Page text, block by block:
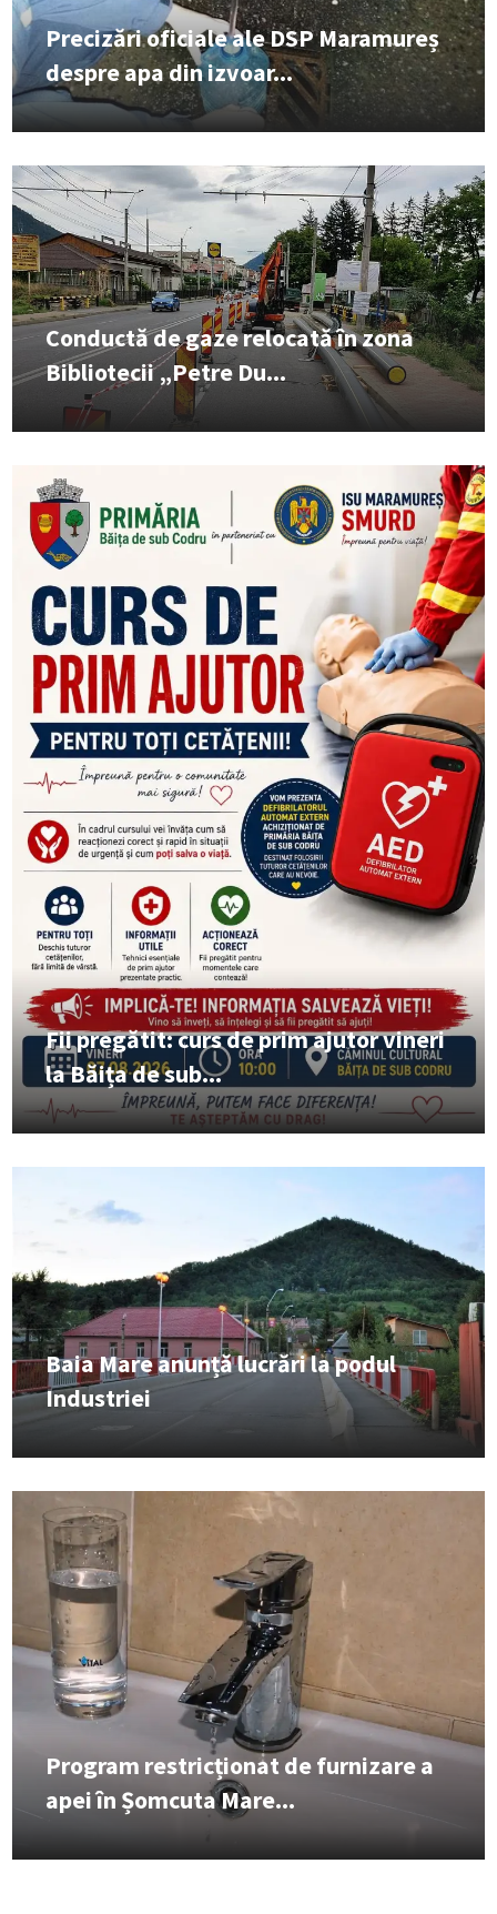
Precizări oficiale ale DSP Maramureș
despre apa din izvoar...
Conductă de gaze relocată în zona
Bibliotecii „Petre Du...
Fii pregătit: curs de prim ajutor vineri
la Băița de sub...
Baia Mare anunță lucrări la podul
Industriei
Program restricționat de furnizare a
apei în Șomcuta Mare...